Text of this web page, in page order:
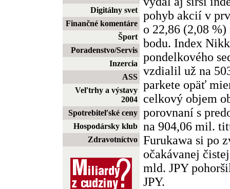
Digitálny svet
Finančné komentáre
Šport
Poradenstvo/Servis
Inzercia
ASS
Veľtrhy a výstavy
2004
Spotrebiteľské ceny
Hospodársky klub
Zdravotníctvo
pohyb akcií v
o 22,86 (2,08
bodu. Index
pondelkového
vzdialil už na
parkete opäť
celkový objem
porovnaní s
na 904,06 mil.
Furukawa si po
očakávanej
mld. JPY
JPY.